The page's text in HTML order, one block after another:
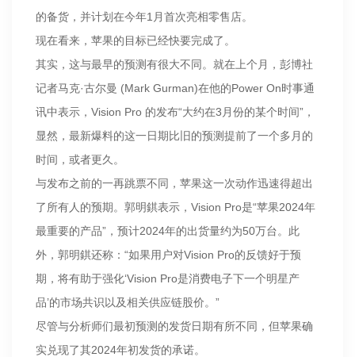
的备货，并计划在今年1月首次亮相零售店。
现在看来，苹果的目标已经快要完成了。
其实，这与最早的预测有很大不同。就在上个月，彭博社
记者马克·古尔曼 (Mark Gurman)在他的Power On时事通
讯中表示，Vision Pro 的发布“大约在3月份的某个时间”，
显然，最新爆料的这一日期比旧的预测提前了一个多月的
时间，或者更久。
与发布之前的一再跳票不同，苹果这一次动作迅速得超出
了所有人的预期。郭明錤表示，Vision Pro是“苹果2024年
最重要的产品”，预计2024年的出货量约为50万台。此
外，郭明錤还称：“如果用户对Vision Pro的反馈好于预
期，将有助于强化‘Vision Pro是消费电子下一个明星产
品’的市场共识以及相关供应链股价。”
尽管与分析师们最初预测的发货日期有所不同，但苹果确
实兑现了其2024年初发货的承诺。